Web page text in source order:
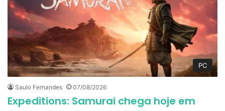
PC
Saulo Fernandes 07/08/2026
Expeditions: Samurai chega hoje em